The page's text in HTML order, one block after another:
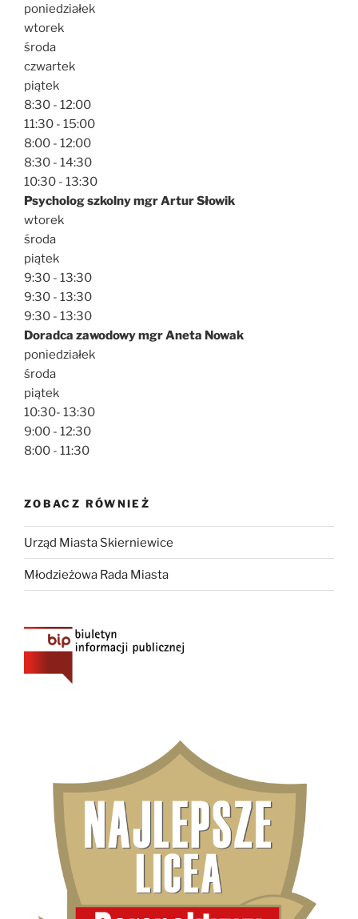
poniedziałek
wtorek
środa
czwartek
piątek
8:30 - 12:00
11:30 - 15:00
8:00 - 12:00
8:30 - 14:30
10:30 - 13:30
Psycholog szkolny mgr Artur Słowik
wtorek
środa
piątek
9:30 - 13:30
9:30 - 13:30
9:30 - 13:30
Doradca zawodowy mgr Aneta Nowak
poniedziałek
środa
piątek
10:30- 13:30
9:00 - 12:30
8:00 - 11:30
ZOBACZ RÓWNIEŻ
Urząd Miasta Skierniewice
Młodzieżowa Rada Miasta